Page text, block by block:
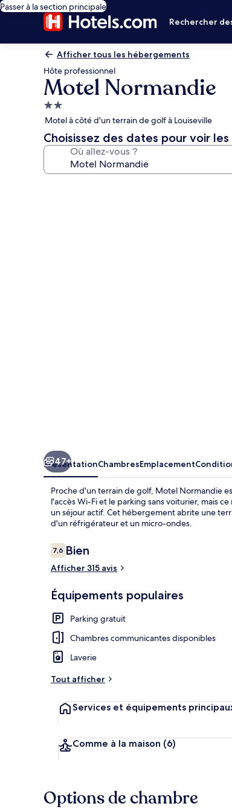
Passer à la section principale
Rechercher
Afficher tous les hébergements
Hôte professionnel
Motel Normandie
Hébergement
2.0 étoiles
Motel à côté d'un terrain de golf à Louiseville
Choisissez des dates pour voir les
Où allez-vous ?
47+
PrésentationChambresEmplacement
Proche d'un terrain de golf, Motel Normandie
l'accès Wi-Fi et le parking sans voiturier, mais
un séjour actif. Cet hébergement abrite une
d'un réfrigérateur et un micro-ondes.
Avis
voyageurs
7,67,6 sur 10
Bien
Afficher 315 avis
Équipements populaires
Parking gratuit
Chambres communicantes disponibles
Laverie
Tout afficher
Services et équipements
Comme à la maison (6)
Options de chambre